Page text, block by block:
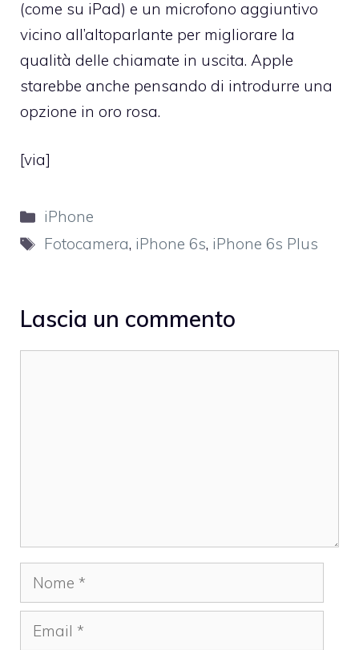
(come su iPad) e un microfono aggiuntivo
vicino all’altoparlante per migliorare la
qualità delle chiamate in uscita. Apple
starebbe anche pensando di introdurre una
opzione in oro rosa.
[via]
Categorie
iPhone
Tag
Fotocamera, iPhone 6s, iPhone 6s Plus
Lascia un commento
Nome
Email